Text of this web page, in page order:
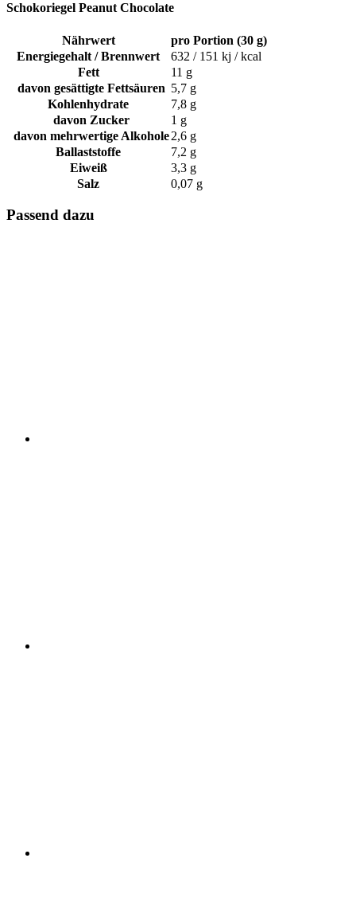
Schokoriegel Peanut Chocolate
Nährwert
pro Portion (30 g)
Energiegehalt / Brennwert
632 / 151 kj / kcal
Fett
11 g
davon gesättigte Fettsäuren 5,7 g
Kohlenhydrate
7,8 g
davon Zucker
1 g
davon mehrwertige Alkohole2,6 g
Ballaststoffe
7,2 g
Eiweiß
3,3 g
Salz
0,07 g
Passend dazu